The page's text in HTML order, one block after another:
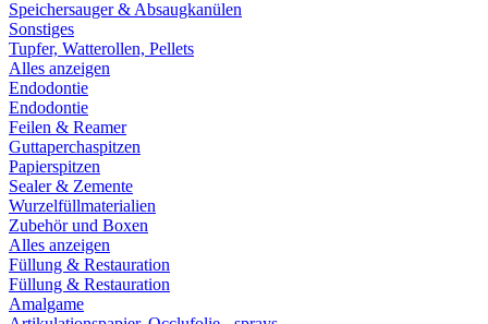
Speichersauger & Absaugkanülen
Sonstiges
Tupfer, Watterollen, Pellets
Alles anzeigen
Endodontie
Endodontie
Feilen & Reamer
Guttaperchaspitzen
Papierspitzen
Sealer & Zemente
Wurzelfüllmaterialien
Zubehör und Boxen
Alles anzeigen
Füllung & Restauration
Füllung & Restauration
Amalgame